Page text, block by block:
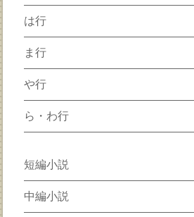
は行
ま行
や行
ら・わ行
短編小説
中編小説